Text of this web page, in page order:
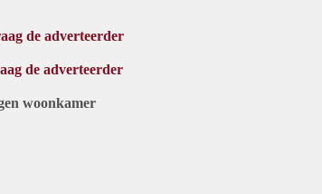
de adverteerder
de adverteerder
woonkamer